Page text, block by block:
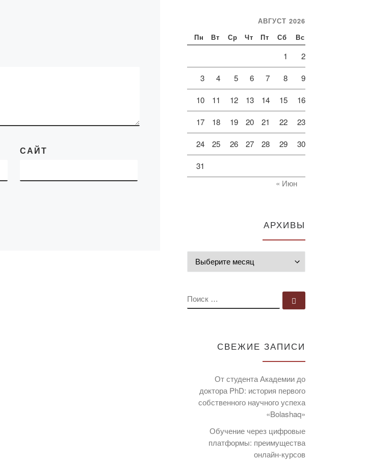
САЙТ
АВГУСТ 2026
Пн Вт Ср Чт Пт Сб Вс
1 2
3 4 5 6 7 8 9
10 11 12 13 14 15 16
17 18 19 20 21 22 23
24 25 26 27 28 29 30
31
« Июн
АРХИВЫ
ПОИСК
СВЕЖИЕ ЗАПИСИ
От студента Академии до
доктора PhD: история первого
собственного научного успеха
«Bolashaq»
Обучение через цифровые
платформы: преимущества
онлайн-курсов